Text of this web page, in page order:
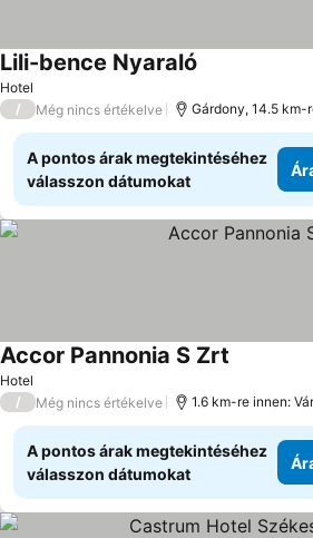
Hotel
Lili-bence Nyaraló
/ Még nincs értékelve Gárdony, 14.5 km-
A pontos árak megtekintéséhez
válasszon dátumokat
Hotel
Accor Pannonia S Zrt
/ Még nincs értékelve 1.6 km-re innen:
A pontos árak megtekintéséhez
válasszon dátumokat